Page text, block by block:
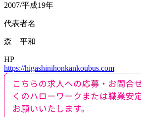
2007/平成19年
代表者名
森 平和
HP
https://higashinihonkankoubus.com